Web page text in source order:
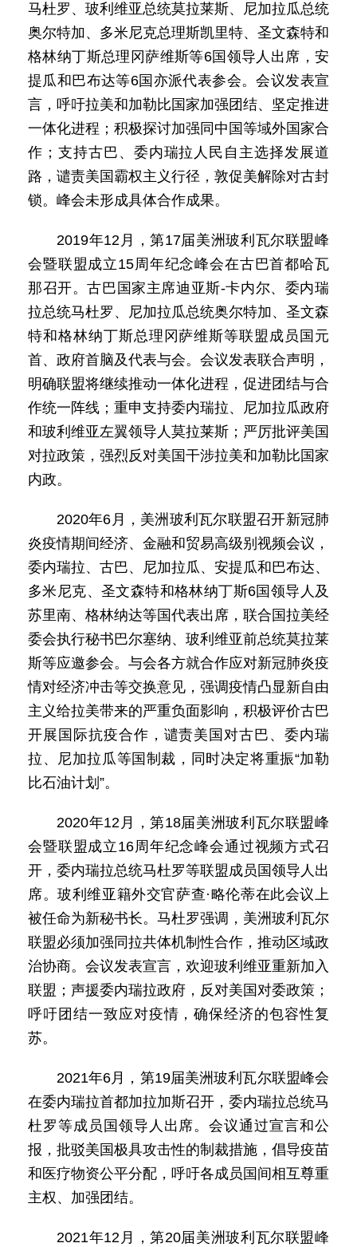
马杜罗、玻利维亚总统莫拉莱斯、尼加拉瓜总统
奥尔特加、多米尼克总理斯凯里特、圣文森特和
格林纳丁斯总理冈萨维斯等6国领导人出席，安
提瓜和巴布达等6国亦派代表参会。会议发表宣
言，呼吁拉美和加勒比国家加强团结、坚定推进
一体化进程；积极探讨加强同中国等域外国家合
作；支持古巴、委内瑞拉人民自主选择发展道
路，谴责美国霸权主义行径，敦促美解除对古封
锁。峰会未形成具体合作成果。
2019年12月，第17届美洲玻利瓦尔联盟峰
会暨联盟成立15周年纪念峰会在古巴首都哈瓦
那召开。古巴国家主席迪亚斯-卡内尔、委内瑞
拉总统马杜罗、尼加拉瓜总统奥尔特加、圣文森
特和格林纳丁斯总理冈萨维斯等联盟成员国元
首、政府首脑及代表与会。会议发表联合声明，
明确联盟将继续推动一体化进程，促进团结与合
作统一阵线；重申支持委内瑞拉、尼加拉瓜政府
和玻利维亚左翼领导人莫拉莱斯；严厉批评美国
对拉政策，强烈反对美国干涉拉美和加勒比国家
内政。
2020年6月，美洲玻利瓦尔联盟召开新冠肺
炎疫情期间经济、金融和贸易高级别视频会议，
委内瑞拉、古巴、尼加拉瓜、安提瓜和巴布达、
多米尼克、圣文森特和格林纳丁斯6国领导人及
苏里南、格林纳达等国代表出席，联合国拉美经
委会执行秘书巴尔塞纳、玻利维亚前总统莫拉莱
斯等应邀参会。与会各方就合作应对新冠肺炎疫
情对经济冲击等交换意见，强调疫情凸显新自由
主义给拉美带来的严重负面影响，积极评价古巴
开展国际抗疫合作，谴责美国对古巴、委内瑞
拉、尼加拉瓜等国制裁，同时决定将重振“加勒
比石油计划”。
2020年12月，第18届美洲玻利瓦尔联盟峰
会暨联盟成立16周年纪念峰会通过视频方式召
开，委内瑞拉总统马杜罗等联盟成员国领导人出
席。玻利维亚籍外交官萨查·略伦蒂在此会议上
被任命为新秘书长。马杜罗强调，美洲玻利瓦尔
联盟必须加强同拉共体机制性合作，推动区域政
治协商。会议发表宣言，欢迎玻利维亚重新加入
联盟；声援委内瑞拉政府，反对美国对委政策；
呼吁团结一致应对疫情，确保经济的包容性复
苏。
2021年6月，第19届美洲玻利瓦尔联盟峰会
在委内瑞拉首都加拉加斯召开，委内瑞拉总统马
杜罗等成员国领导人出席。会议通过宣言和公
报，批驳美国极具攻击性的制裁措施，倡导疫苗
和医疗物资公平分配，呼吁各成员国间相互尊重
主权、加强团结。
2021年12月，第20届美洲玻利瓦尔联盟峰